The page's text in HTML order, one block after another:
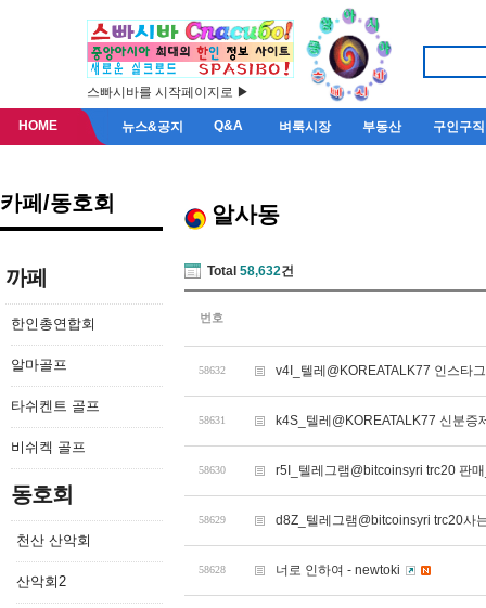
스빠시바를 시작페이지로 ▶
HOME 뉴스&공지 Q&A 벼룩시장 부동산 구인구직
카페/동호회
까페
한인총연합회
알마골프
타쉬켄트 골프
비쉬켁 골프
동호회
천산 산악회
산악회2
알사동
Total 58,632건
번호
58632 v4I_텔레@KOREATALK77 인스타
58631 k4S_텔레@KOREATALK77 신분증
58630 r5I_텔레그램@bitcoinsyri trc20 판
58629 d8Z_텔레그램@bitcoinsyri trc20사
58628 너로 인하여 - newtoki